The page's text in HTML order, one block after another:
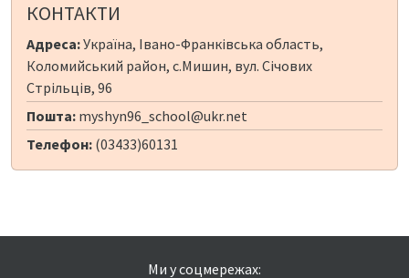
КОНТАКТИ
Адреса:Україна, Івано-Франківська область,
Коломийський район, с.Мишин, вул. Січових
Стрільців, 96
Пошта: myshyn96_school@ukr.net
Телефон: (03433)60131
Ми у соцмережах: